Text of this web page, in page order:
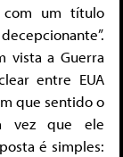
um título
vista a Guerra
entre EUA
que sentido o
vez que ele
é simples: